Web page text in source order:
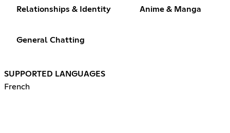
Relationships & Identity Anime & Manga
General Chatting
SUPPORTED LANGUAGES
French